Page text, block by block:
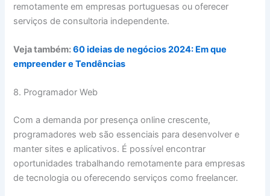
remotamente em empresas portuguesas ou oferecer
serviços de consultoria independente.
Veja também:60 ideias de negócios 2024: Em que
empreender e Tendências
8. Programador Web
Com a demanda por presença online crescente,
programadores web são essenciais para desenvolver e
manter sites e aplicativos. É possível encontrar
oportunidades trabalhando remotamente para empresas
de tecnologia ou oferecendo serviços como freelancer.